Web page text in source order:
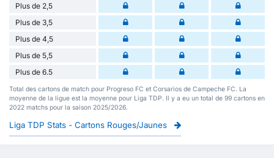
Plus de 2,5
Plus de 3,5
Plus de 4,5
Plus de 5,5
Plus de 6.5
Total des cartons de match pour Progreso FC et Corsarios de Campeche FC. La
moyenne de la ligue est la moyenne pour Liga TDP. Il y a eu un total de 99 cartons en
2022 matchs pour la saison 2025/2026.
Liga TDP Stats - Cartons Rouges/Jaunes